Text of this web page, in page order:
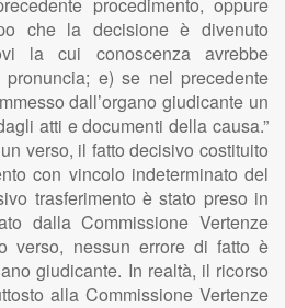
che la decisione è divenuto
la cui conoscenza avrebbe
e) se nel precedente
dall’organo giudicante un
atti e documenti della causa.”
verso, il fatto decisivo costituito
con vincolo indeterminato del
trasferimento è stato preso in
dalla Commissione Vertenze
verso, nessun errore di fatto è
giudicante. In realtà, il ricorso
alla Commissione Vertenze